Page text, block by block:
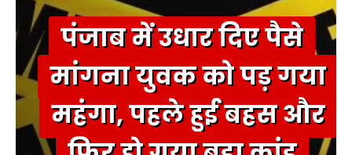
पंजाब में उधार दिए पैसे
मांगना युवक को पड़ गया
महंगा, पहले हुई बहस और